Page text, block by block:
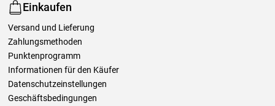
Einkaufen
Versand und Lieferung
Zahlungsmethoden
Punktenprogramm
Informationen für den Käufer
Datenschutzeinstellungen
Geschäftsbedingungen